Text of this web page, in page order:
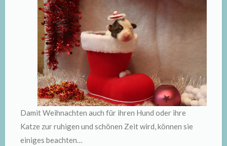
Damit Weihnachten auch für ihren Hund oder ihre
Katze zur ruhigen und schönen Zeit wird, können sie
einiges beachten…